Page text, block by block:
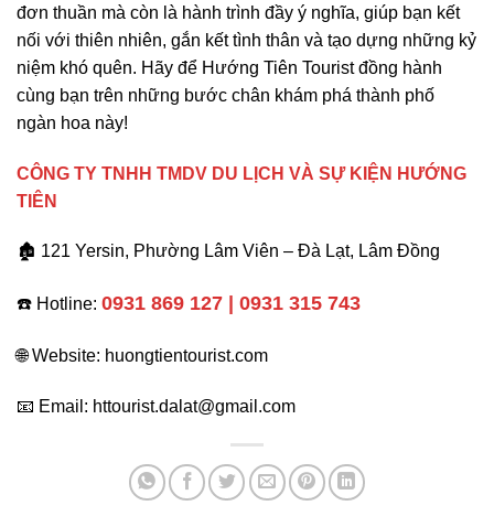
đơn thuần mà còn là hành trình đầy ý nghĩa, giúp bạn kết
nối với thiên nhiên, gắn kết tình thân và tạo dựng những kỷ
niệm khó quên. Hãy để Hướng Tiên Tourist đồng hành
cùng bạn trên những bước chân khám phá thành phố
ngàn hoa này!
CÔNG TY TNHH TMDV DU LỊCH VÀ SỰ KIỆN HƯỚNG
TIÊN
🏚️ 121 Yersin, Phường Lâm Viên – Đà Lạt, Lâm Đồng
☎️ Hotline: 0931 869 127 | 0931 315 743
🌐 Website: huongtientourist.com
📧 Email: httourist.dalat@gmail.com